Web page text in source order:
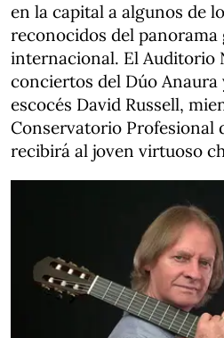
en la capital a algunos de
reconocidos del
internacional. El Auditorio
conciertos del Dúo Anaura
escocés David Russell,
Conservatorio Profesional
recibirá al joven virtuoso